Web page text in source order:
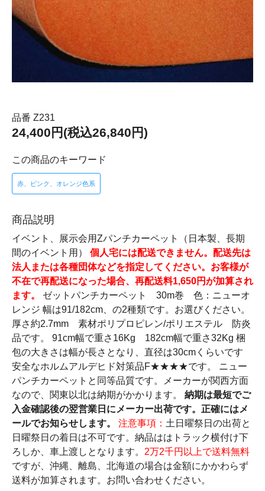
品番 Z231
24,400円(税込26,840円)
この商品のキーワード
赤、ピンク、オレンジ色系
商品説明
イベント、展示会用Zパンチカーペット（日本製、長期
間のイベント用） 個人宅には配送できません。配送先は
法人または各種団体などを指定してください。お客様が
不在で再配送になった場合、再配送料1,650円が加算され
ます。
ゼットパンチカーペット 30m巻 色：ニューオ
レンジ 幅は91/182cm、の2種類です。お選びください。
厚さ約2.7mm 素材ポリプロピレン/ポリエステル 防炎
品です。 91cm幅で重さ16Kg 182cm幅で重さ32Kg 梱
包の大きさは幅が長さとなり、直径は30cmくらいです
安全なホルムアルデヒド対策品F★★★★です。 ニュー
パンチカーペットと同等品質です。メーカーが関西方面
なので、関東以北は納期がかかります。 納期は最短でご
入金確認後の翌営業日にメーカー出荷です。正確にはメ
ールでお知らせします。
注意事項： 土日曜祭日の出荷と
日曜祭日の着日は不可です。納品ははトラック横付け下
ろしか、車上渡しとなります。 2万2千円以上で送料無料
ですが、沖縄、離島、北海道の場合は金額にかかわらず
送料が加算されます。お問い合わせください。